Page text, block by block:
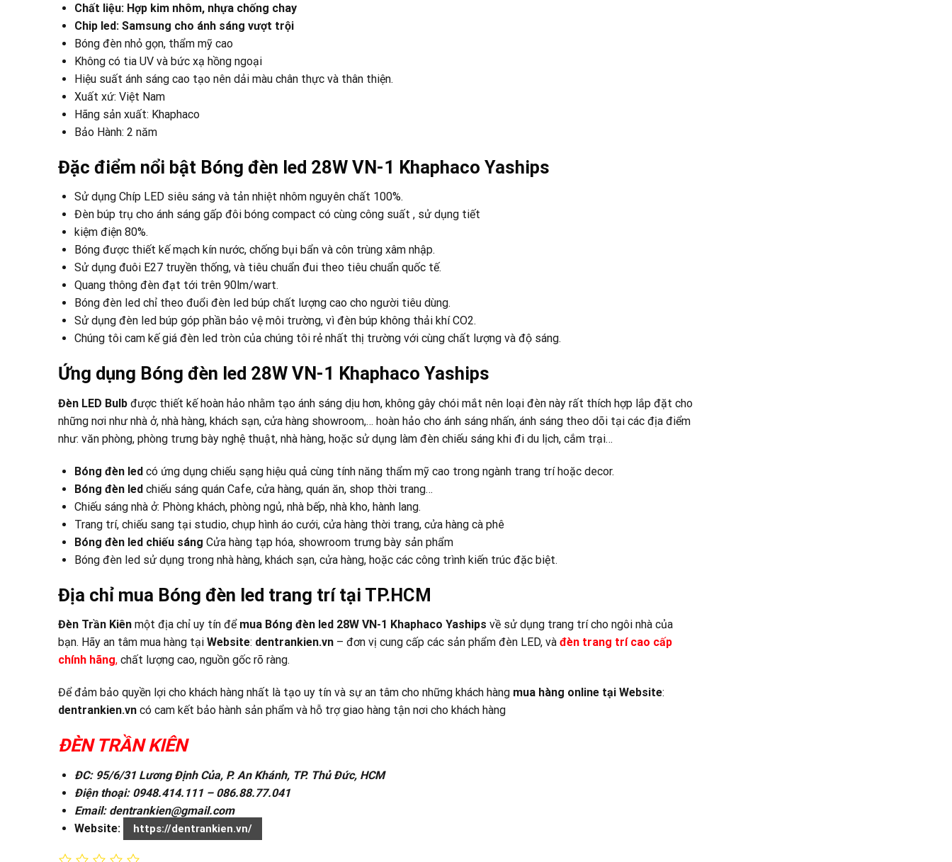
Chất liệu: Hợp kim nhôm, nhựa chống chay
Chip led: Samsung cho ánh sáng vượt trội
Bóng đèn nhỏ gọn, thẩm mỹ cao
Không có tia UV và bức xạ hồng ngoại
Hiệu suất ánh sáng cao tạo nên dải màu chân thực và thân thiện.
Xuất xứ: Việt Nam
Hãng sản xuất: Khaphaco
Bảo Hành: 2 năm
Đặc điểm nổi bật Bóng đèn led 28W VN-1 Khaphaco Yaships
Sử dụng Chíp LED siêu sáng và tản nhiệt nhôm nguyên chất 100%.
Đèn búp trụ cho ánh sáng gấp đôi bóng compact có cùng công suất , sử dụng tiết
kiệm điện 80%.
Bóng được thiết kế mạch kín nước, chống bụi bẩn và côn trùng xâm nhập.
Sử dụng đuôi E27 truyền thống, và tiêu chuẩn đui theo tiêu chuẩn quốc tế.
Quang thông đèn đạt tới trên 90lm/wart.
Bóng đèn led chỉ theo đuổi đèn led búp chất lượng cao cho người tiêu dùng.
Sử dụng đèn led búp góp phần bảo vệ môi trường, vì đèn búp không thải khí CO2.
Chúng tôi cam kế giá đèn led tròn của chúng tôi rẻ nhất thị trường với cùng chất lượng và độ sáng.
Ứng dụng Bóng đèn led 28W VN-1 Khaphaco Yaships
Đèn LED Bulb được thiết kế hoàn hảo nhằm tạo ánh sáng dịu hơn, không gây chói mắt nên loại đèn này rất thích hợp lắp đặt cho
những nơi như nhà ở, nhà hàng, khách sạn, cửa hàng showroom,… hoàn hảo cho ánh sáng nhấn, ánh sáng theo dõi tại các địa điểm
như: văn phòng, phòng trưng bày nghệ thuật, nhà hàng, hoặc sử dụng làm đèn chiếu sáng khi đi du lịch, cắm trại…
Bóng đèn led có ứng dụng chiếu sạng hiệu quả cùng tính năng thẩm mỹ cao trong ngành trang trí hoặc decor.
Bóng đèn led chiếu sáng quán Cafe, cửa hàng, quán ăn, shop thời trang…
Chiếu sáng nhà ở: Phòng khách, phòng ngủ, nhà bếp, nhà kho, hành lang.
Trang trí, chiếu sang tại studio, chụp hình áo cưới, cửa hàng thời trang, cửa hàng cà phê
Bóng đèn led chiếu sáng Cửa hàng tạp hóa, showroom trưng bày sản phẩm
Bóng đèn led sử dụng trong nhà hàng, khách sạn, cửa hàng, hoặc các công trình kiến trúc đặc biệt.
Địa chỉ mua Bóng đèn led trang trí tại TP.HCM
Đèn Trần Kiên một địa chỉ uy tín để mua Bóng đèn led 28W VN-1 Khaphaco Yaships về sử dụng trang trí cho ngôi nhà của
bạn. Hãy an tâm mua hàng tại Website: dentrankien.vn – đơn vị cung cấp các sản phẩm đèn LED, và đèn trang trí cao cấp
chính hãng, chất lượng cao, nguồn gốc rõ ràng.
Để đảm bảo quyền lợi cho khách hàng nhất là tạo uy tín và sự an tâm cho những khách hàng mua hàng online tại Website:
dentrankien.vn có cam kết bảo hành sản phẩm và hỗ trợ giao hàng tận nơi cho khách hàng
ĐÈN TRẦN KIÊN
ĐC: 95/6/31 Lương Định Của, P. An Khánh, TP. Thủ Đức, HCM
Điện thoại: 0948.414.111 – 086.88.77.041
Email: dentrankien@gmail.com
Website:
https://dentrankien.vn/